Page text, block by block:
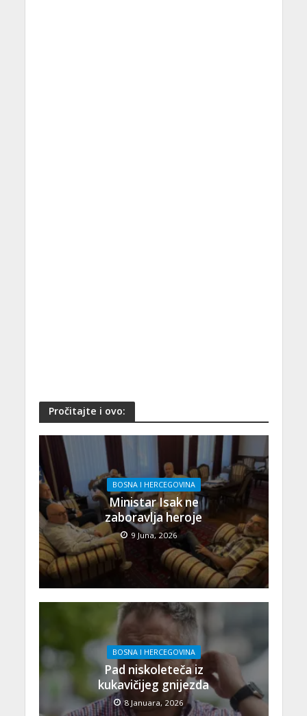
Pročitajte i ovo:
BOSNA I HERCEGOVINA
Ministar Isak ne
zaboravlja heroje
9 Juna, 2026
BOSNA I HERCEGOVINA
Pad niskoleteča iz
kukavičijeg gnijezda
8 Januara, 2026